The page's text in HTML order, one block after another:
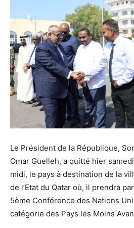
Le Président de la République,
Omar Guelleh, a quitté hier
midi, le pays à destination de la
de l’Etat du Qatar où, il prendra
5ème Conférence des Nations
catégorie des Pays les Moins